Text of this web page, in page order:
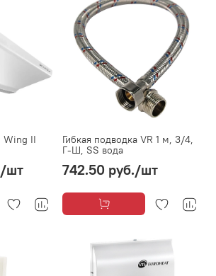
Wing II
/шт
Гибкая подводка VR 1 м, 3/4,
Г-Ш, SS вода
742.50 руб./шт